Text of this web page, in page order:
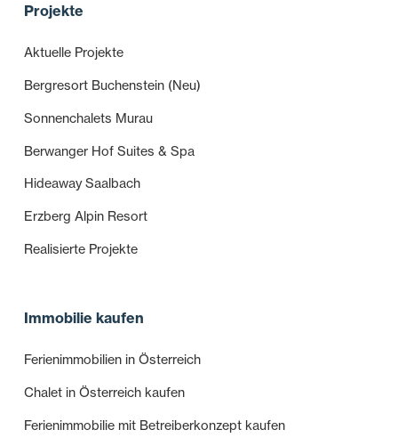
Projekte
Aktuelle Projekte
Bergresort Buchenstein (Neu)
Sonnenchalets Murau
Berwanger Hof Suites & Spa
Hideaway Saalbach
Erzberg Alpin Resort
Realisierte Projekte
Immobilie kaufen
Ferienimmobilien in Österreich
Chalet in Österreich kaufen
Ferienimmobilie mit Betreiberkonzept kaufen